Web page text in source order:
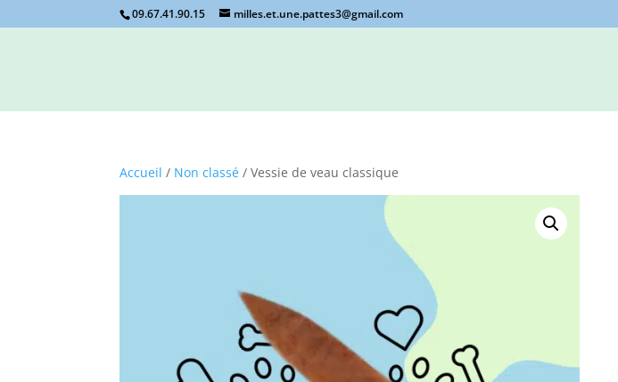
09.67.41.90.15 milles.et.une.pattes3@gmail.com
Accueil / Non classé / Vessie de veau classique